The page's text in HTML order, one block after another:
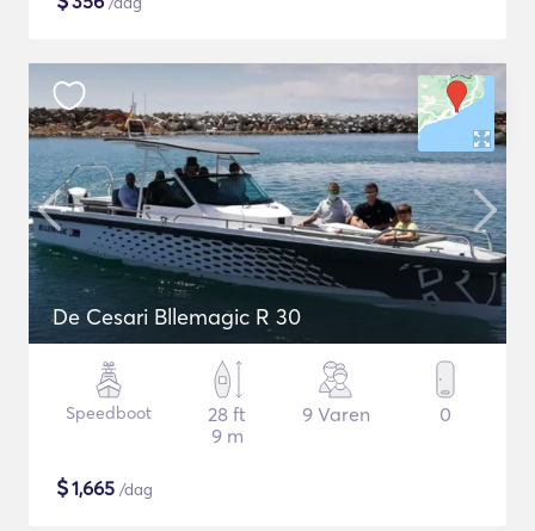
De Cesari Bllemagic R 30
Speedboot
28 ft
9 m
9 Varen 0
$1,665 /dag